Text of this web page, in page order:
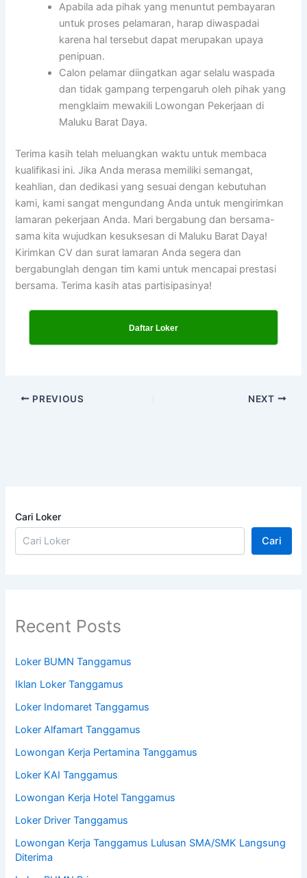
Apabila ada pihak yang menuntut pembayaran
untuk proses pelamaran, harap diwaspadai
karena hal tersebut dapat merupakan upaya
penipuan.
Calon pelamar diingatkan agar selalu waspada
dan tidak gampang terpengaruh oleh pihak yang
mengklaim mewakili Lowongan Pekerjaan di
Maluku Barat Daya.
Terima kasih telah meluangkan waktu untuk membaca
kualifikasi ini. Jika Anda merasa memiliki semangat,
keahlian, dan dedikasi yang sesuai dengan kebutuhan
kami, kami sangat mengundang Anda untuk mengirimkan
lamaran pekerjaan Anda. Mari bergabung dan bersama-
sama kita wujudkan kesuksesan di Maluku Barat Daya!
Kirimkan CV dan surat lamaran Anda segera dan
bergabunglah dengan tim kami untuk mencapai prestasi
bersama. Terima kasih atas partisipasinya!
Daftar Loker
PREVIOUS NEXT
Cari Loker
Cari
Recent Posts
Loker BUMN Tanggamus
Iklan Loker Tanggamus
Loker Indomaret Tanggamus
Loker Alfamart Tanggamus
Lowongan Kerja Pertamina Tanggamus
Loker KAI Tanggamus
Lowongan Kerja Hotel Tanggamus
Loker Driver Tanggamus
Lowongan Kerja Tanggamus Lulusan SMA/SMK Langsung
Diterima